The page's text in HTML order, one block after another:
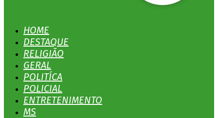
HOME
DESTAQUE
RELIGIÃO
GERAL
POLITÍCA
POLICIAL
ENTRETENIMENTO
MS